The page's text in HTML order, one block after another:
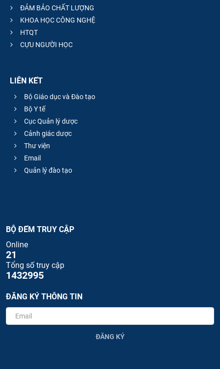
ĐẢM BẢO CHẤT LƯỢNG
KHOA HỌC CÔNG NGHỆ
HTQT
CỰU NGƯỜI HỌC
LIÊN KẾT
Bộ Giáo dục và Đào tạo
Bộ Y tế
Cục Quản lý dược
Cảnh giác dược
Thư viện
Email
Quản lý đào tạo
BỘ ĐẾM TRUY CẬP
Online
21
Tổng số truy cập
1432995
ĐĂNG KÝ THÔNG TIN
ĐĂNG KÝ